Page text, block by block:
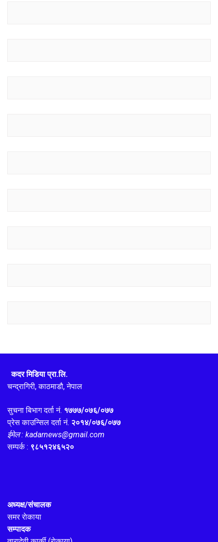
कदर मिडिया प्रा.लि.
चन्द्रागिरी, काठमाडौ, नेपाल
सुचना बिभाग दर्ता नं. १७७७/०७६/०७७
प्रेस काउन्सिल दर्ता नं. २०१४/०७६/०७७
ईमेल : kadarnews@gmail.com
सम्पर्क : ९८५१२४६५२०
अध्यक्ष/संचालक
समर राेकाया
सम्पादक